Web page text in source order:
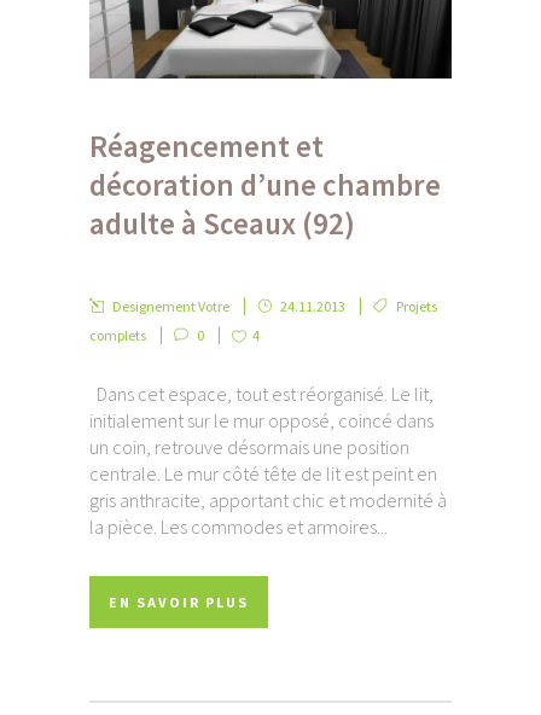
Réagencement et
décoration d’une chambre
adulte à Sceaux (92)
Designement Votre 24.11.2013
Projets
complets
0 4
Dans cet espace, tout est réorganisé. Le lit,
initialement sur le mur opposé, coincé dans
un coin, retrouve désormais une position
centrale. Le mur côté tête de lit est peint en
gris anthracite, apportant chic et modernité à
la pièce. Les commodes et armoires...
EN SAVOIR PLUS